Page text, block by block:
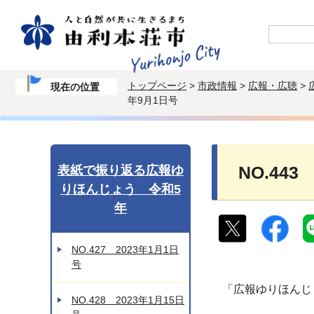
現在の位置 トップページ > 市政情報 > 広報・広聴 >
年9月1日号
NO.443
「広報ゆりほん
表紙で振り返る広報ゆ
りほんじょう 令和5
年
NO.427 2023年1月1日
号
NO.428 2023年1月15日